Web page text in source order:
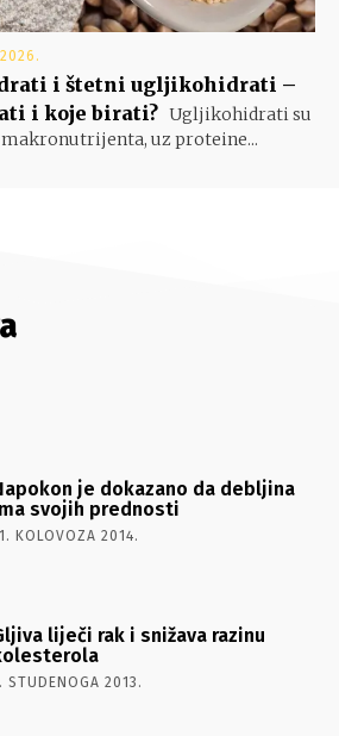
i štetni ugljikohidrati –
i koje birati? Ugljikohidrati su
uz proteine...
je dokazano da debljina
svojih prednosti
KOLOVOZA 2014.
liječi rak i snižava razinu
STUDENOGA 2013.